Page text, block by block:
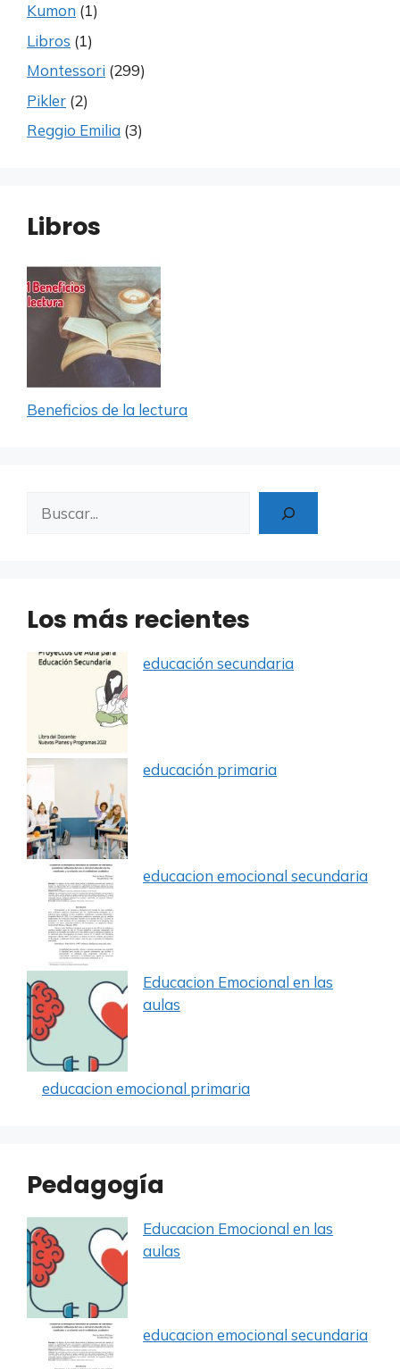
Kumon (1)
Libros (1)
Montessori (299)
Pikler (2)
Reggio Emilia (3)
Libros
Beneficios de la lectura
Los más recientes
educación secundaria
educación primaria
educacion emocional secundaria
Educacion Emocional en las
aulas
educacion emocional primaria
Pedagogía
Educacion Emocional en las
aulas
educacion emocional secundaria